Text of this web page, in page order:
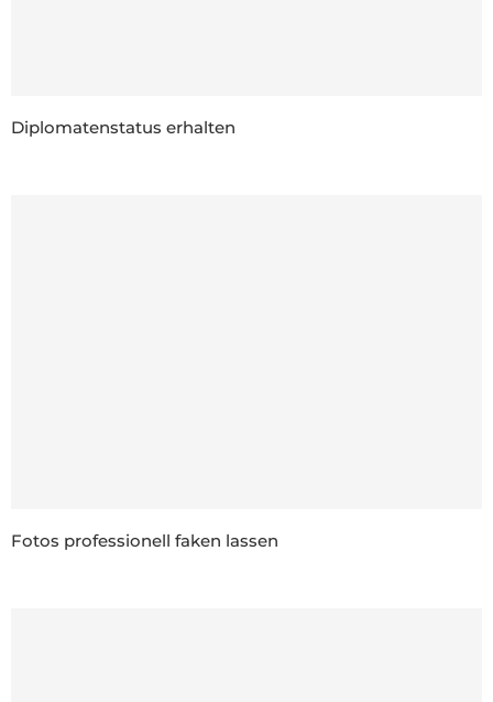
Diplomatenstatus erhalten
Fotos professionell faken lassen